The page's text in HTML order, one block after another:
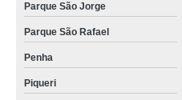
Parque São Jorge
Parque São Rafael
Penha
Piqueri